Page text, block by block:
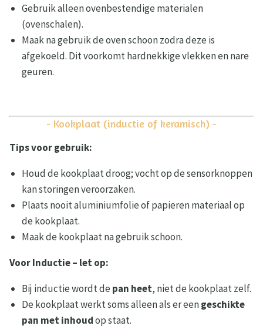
Gebruik alleen ovenbestendige materialen
(ovenschalen).
Maak na gebruik de oven schoon zodra deze is
afgekoeld. Dit voorkomt hardnekkige vlekken en nare
geuren.
- Kookplaat (inductie of keramisch) -
Tips voor gebruik:
Houd de kookplaat droog; vocht op de sensorknoppen
kan storingen veroorzaken.
Plaats nooit aluminiumfolie of papieren materiaal op
de kookplaat.
Maak de kookplaat na gebruik schoon.
Voor Inductie – let op:
Bij inductie wordt de pan heet, niet de kookplaat zelf.
De kookplaat werkt soms alleen als er eengeschikte
pan met inhoudop staat.